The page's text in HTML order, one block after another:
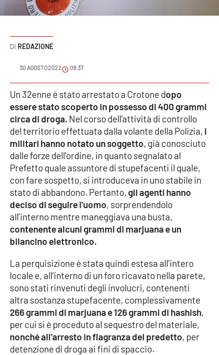
Cultura
Podcast
Meteo
Editoriali
VIDEO
Ambiente
Cronaca
Cultura
Economia e Lavoro
Sanità
Società
Sport
REDAZIONE
30 AGOSTO 2022 08:37
Un 32enne è stato arrestato a Crotone dopo
essere stato scoperto in possesso di 400 grammi
circa di droga. Nel corso dell’attività di controllo
del territorio effettuata dalla volante della Polizia, i
militari hanno notato un soggetto, già conosciuto
dalle forze dell'ordine, in quanto segnalato al
Prefetto quale assuntore di stupefacenti il quale,
con fare sospetto, si introduceva in uno stabile in
stato di abbandono. Pertanto, gli agenti hanno
deciso di seguire l’uomo, sorprendendolo
all’interno mentre maneggiava una busta,
contenente alcuni grammi di marjuana e un
bilancino elettronico.
La perquisizione è stata quindi estesa all’intero
locale e, all’interno di un foro ricavato nella parete,
sono stati rinvenuti degli involucri, contenenti
altra sostanza stupefacente, complessivamente
266 grammi di marjuana e 126 grammi di hashish,
per cui si è proceduto al sequestro del materiale,
nonché all’arresto in flagranza del predetto, per
detenzione di droga ai fini di spaccio.